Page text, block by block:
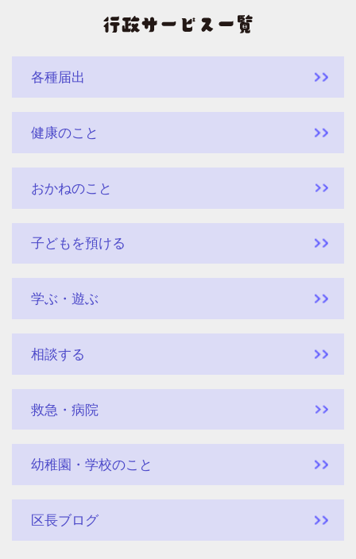
各種届出
健康のこと
おかねのこと
子どもを預ける
学ぶ・遊ぶ
相談する
救急・病院
幼稚園・学校のこと
区長ブログ